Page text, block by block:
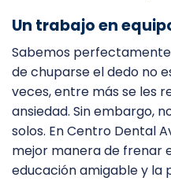
Un trabajo en
Sabemos
de chuparse el dedo no
veces, entre más se les
ansiedad. Sin embargo,
solos. En Centro Dental
mejor manera de frenar
educación amigable y la